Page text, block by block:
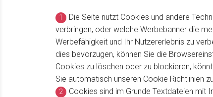
Die Seite nutzt Cookies und andere
verbringen, oder welche Werbebanner die
Werbefähigkeit und Ihr Nutzererlebnis zu
dies bevorzugen, können Sie die
Cookies zu löschen oder zu blockieren,
Sie automatisch unseren Cookie Richtlinien
Cookies sind im Grunde Textdateien mit